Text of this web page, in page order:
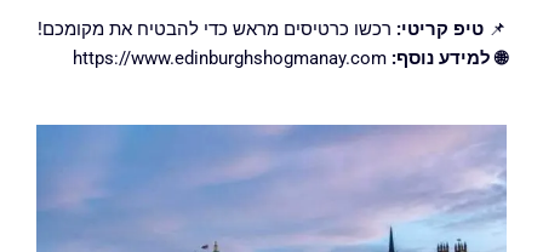
📌 טיפ קריטי: רכשו כרטיסים מראש כדי להבטיח את מקומכם!
🌐 למידע נוסף: https://www.edinburghshogmanay.com